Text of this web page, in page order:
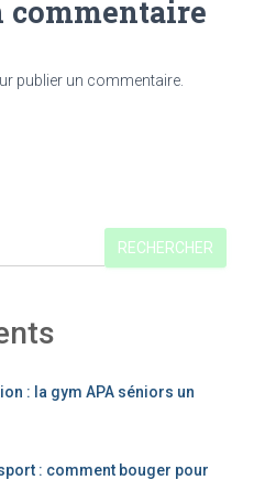
commentaire
publier un commentaire.
RECHERCHER
: la gym APA séniors un
: comment bouger pour